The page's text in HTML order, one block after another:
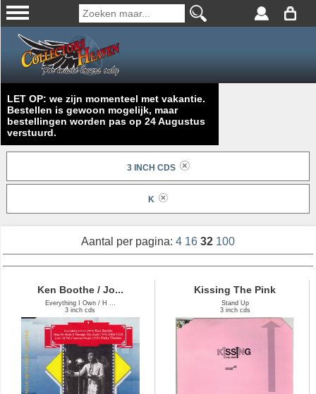
LET OP: we zijn momenteel met vakantie.
Bestellen is gewoon mogelijk, maar
bestellingen worden pas op 24 Augustus
verstuurd.
3 INCH CDS
K
Aantal per pagina: 4 16 32 100
Ken Boothe / Jo...
Everything I Own / H ...
3 inch cds
Kissing The Pink
Stand Up
3 inch cds